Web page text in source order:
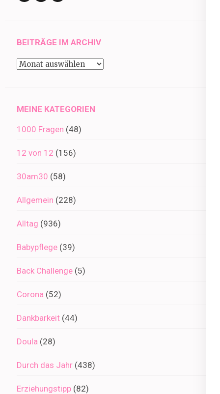
BEITRÄGE IM ARCHIV
Beiträge
MEINE KATEGORIEN
1000 Fragen (48)
12 von 12 (156)
30am30 (58)
Allgemein (228)
Alltag (936)
Babypflege (39)
Back Challenge (5)
Corona (52)
Dankbarkeit (44)
Doula (28)
Durch das Jahr (438)
Erziehungstipp (82)